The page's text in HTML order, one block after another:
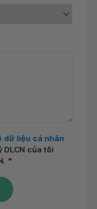
dữ liệu cá nhân
của tôi
*